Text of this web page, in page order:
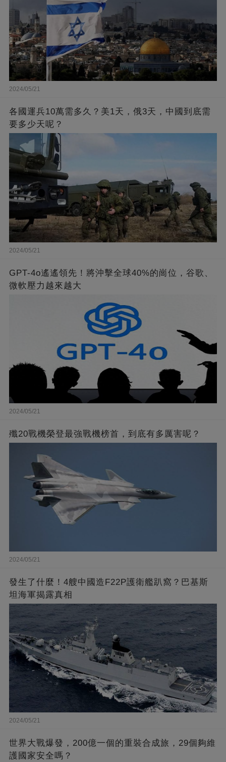
2024/05/21
各國運兵10萬需多久？美1天，俄3天，中國到底需
要多少天呢？
2024/05/21
GPT-4o遙遙領先！將沖擊全球40%的崗位，谷歌、
微軟壓力越來越大
2024/05/21
殲20戰機榮登最強戰機榜首，到底有多厲害呢？
2024/05/21
發生了什麼！4艘中國造F22P護衛艦趴窩？巴基斯
坦海軍揭露真相
2024/05/21
世界大戰爆發，200億一個的重裝合成旅，29個夠維
護國家安全嗎？